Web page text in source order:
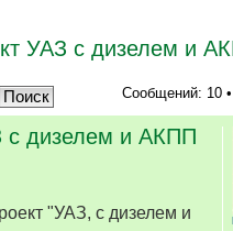
УАЗ с дизелем и
Сообщений: 10
с дизелем и АКПП
"УАЗ, с дизелем и